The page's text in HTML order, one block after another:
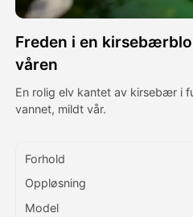
Galleri
Priser
Freden i en
våren
En rolig elv kantet av kirsebær i
vannet, mildt vår.
Forhold
Oppløsning
Model